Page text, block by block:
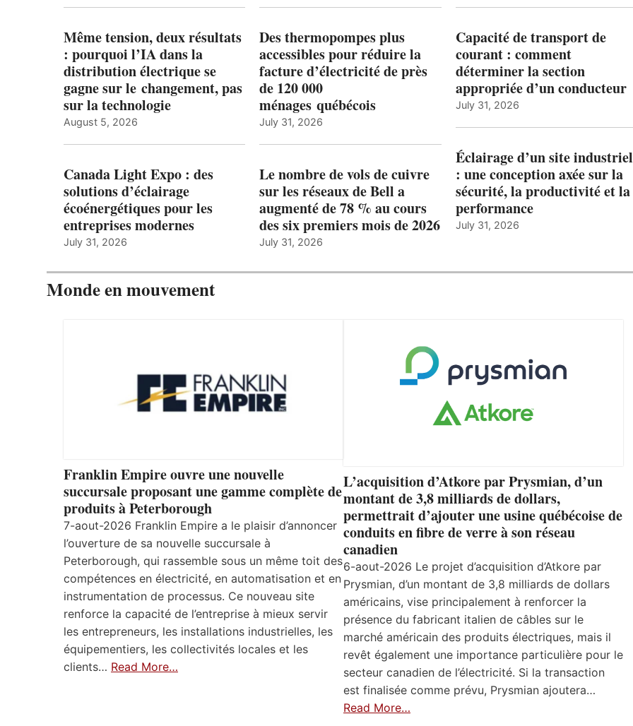
Même tension, deux résultats
: pourquoi l’IA dans la
distribution électrique se
gagne sur le changement, pas
sur la technologie
August 5, 2026
Canada Light Expo : des
solutions d’éclairage
écoénergétiques pour les
entreprises modernes
July 31, 2026
Des thermopompes plus
accessibles pour réduire la
facture d’électricité de près
de 120 000
ménages québécois
July 31, 2026
Le nombre de vols de cuivre
sur les réseaux de Bell a
augmenté de 78 % au cours
des six premiers mois de 2026
July 31, 2026
Capacité de transport de
courant : comment
déterminer la section
appropriée d’un conducteur
July 31, 2026
Éclairage d’un site industriel
: une conception axée sur la
sécurité, la productivité et la
performance
July 31, 2026
Monde en mouvement
Franklin Empire ouvre une nouvelle
succursale proposant une gamme complète de
produits à Peterborough
7-aout-2026 Franklin Empire a le plaisir d’annoncer
l’ouverture de sa nouvelle succursale à
Peterborough, qui rassemble sous un même toit des
compétences en électricité, en automatisation et en
instrumentation de processus. Ce nouveau site
renforce la capacité de l’entreprise à mieux servir
les entrepreneurs, les installations industrielles, les
équipementiers, les collectivités locales et les
clients… Read More…
L’acquisition d’Atkore par Prysmian, d’un
montant de 3,8 milliards de dollars,
permettrait d’ajouter une usine québécoise de
conduits en fibre de verre à son réseau
canadien
6-aout-2026 Le projet d’acquisition d’Atkore par
Prysmian, d’un montant de 3,8 milliards de dollars
américains, vise principalement à renforcer la
présence du fabricant italien de câbles sur le
marché américain des produits électriques, mais il
revêt également une importance particulière pour le
secteur canadien de l’électricité. Si la transaction
est finalisée comme prévu, Prysmian ajoutera…
Read More…